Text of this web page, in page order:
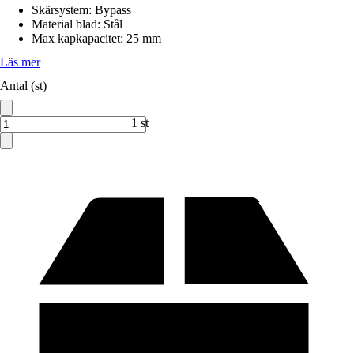
Skärsystem: Bypass
Material blad: Stål
Max kapkapacitet: 25 mm
Läs mer
Antal (st)
1 st